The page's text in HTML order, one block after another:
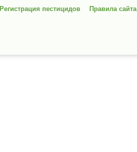
Регистрация пестицидов Правила сайта